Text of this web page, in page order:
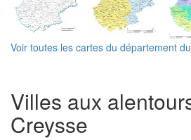
Voir toutes les cartes du département
Villes aux
Creysse